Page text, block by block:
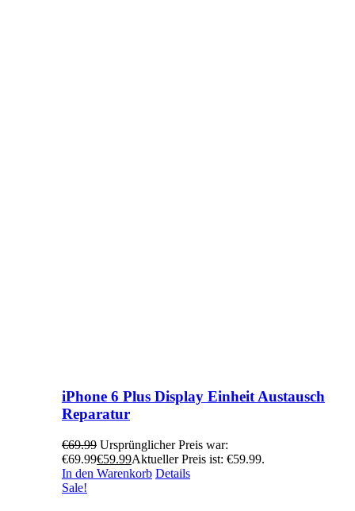
iPhone 6 Plus Display Einheit Austausch
Reparatur
€69.99 Ursprünglicher Preis war:
€69.99€59.99Aktueller Preis ist: €59.99.
In den Warenkorb Details
Sale!